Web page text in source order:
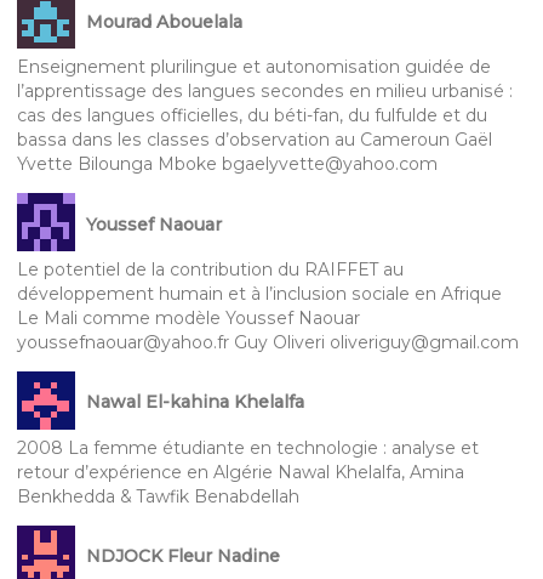
Mourad Abouelala
Enseignement plurilingue et autonomisation guidée de
l’apprentissage des langues secondes en milieu urbanisé :
cas des langues officielles, du béti-fan, du fulfulde et du
bassa dans les classes d’observation au Cameroun Gaël
Yvette Bilounga Mboke bgaelyvette@yahoo.com
Youssef Naouar
Le potentiel de la contribution du RAIFFET au
développement humain et à l’inclusion sociale en Afrique
Le Mali comme modèle Youssef Naouar
youssefnaouar@yahoo.fr Guy Oliveri oliveriguy@gmail.com
Nawal El-kahina Khelalfa
2008 La femme étudiante en technologie : analyse et
retour d’expérience en Algérie Nawal Khelalfa, Amina
Benkhedda & Tawfik Benabdellah
NDJOCK Fleur Nadine